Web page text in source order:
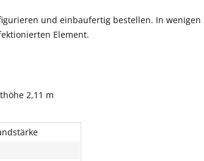
und einbaufertig bestellen. In wenigen
Element.
2,11 m